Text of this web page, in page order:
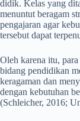
didik. Kelas yang
menuntut beragam
pengajaran agar
tersebut dapat
Oleh karena itu,
bidang pendidikan
keragaman dan
dengan kebutuhan
(Schleicher, 2016;